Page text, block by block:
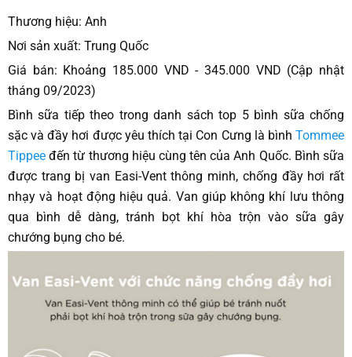
Thương hiệu: Anh
Nơi sản xuất: Trung Quốc
Giá bán: Khoảng 185.000 VND - 345.000 VND (Cập nhật
tháng 09/2023)
Bình sữa tiếp theo trong danh sách top 5 bình sữa chống
sặc và đầy hơi được yêu thích tại Con Cưng là bình Tommee
Tippee đến từ thương hiệu cùng tên của Anh Quốc. Bình sữa
được trang bị van Easi-Vent thông minh, chống đầy hơi rất
nhạy và hoạt động hiệu quả. Van giúp không khí lưu thông
qua bình dễ dàng, tránh bọt khí hòa trộn vào sữa gây
chướng bụng cho bé.